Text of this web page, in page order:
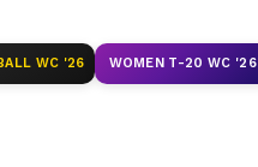
WC '26 WOMEN T-20 WC '26